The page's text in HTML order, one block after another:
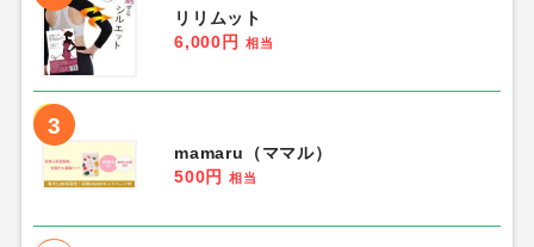
リリムット
6,000円
相当
3
mamaru（ママル）
500円
相当